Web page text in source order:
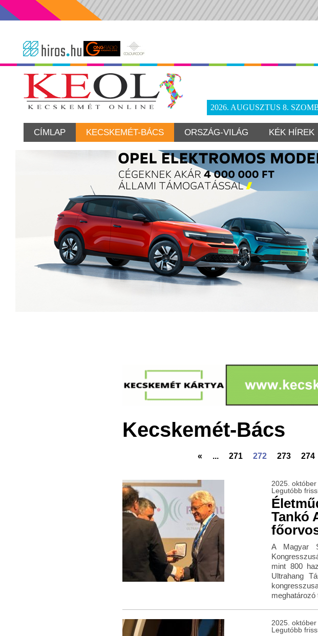
2026. AUGUSZTUS 8.
CÍMLAP KECSKEMÉT-BÁCS ORSZÁG-VILÁG KÉK HÍREK
Kecskemét-Bács
« ... 271 272 273 274
2025.
Legutóbb
Tankó
A Magyar
mint 800
Ultrahang
2025. október
Legutóbb